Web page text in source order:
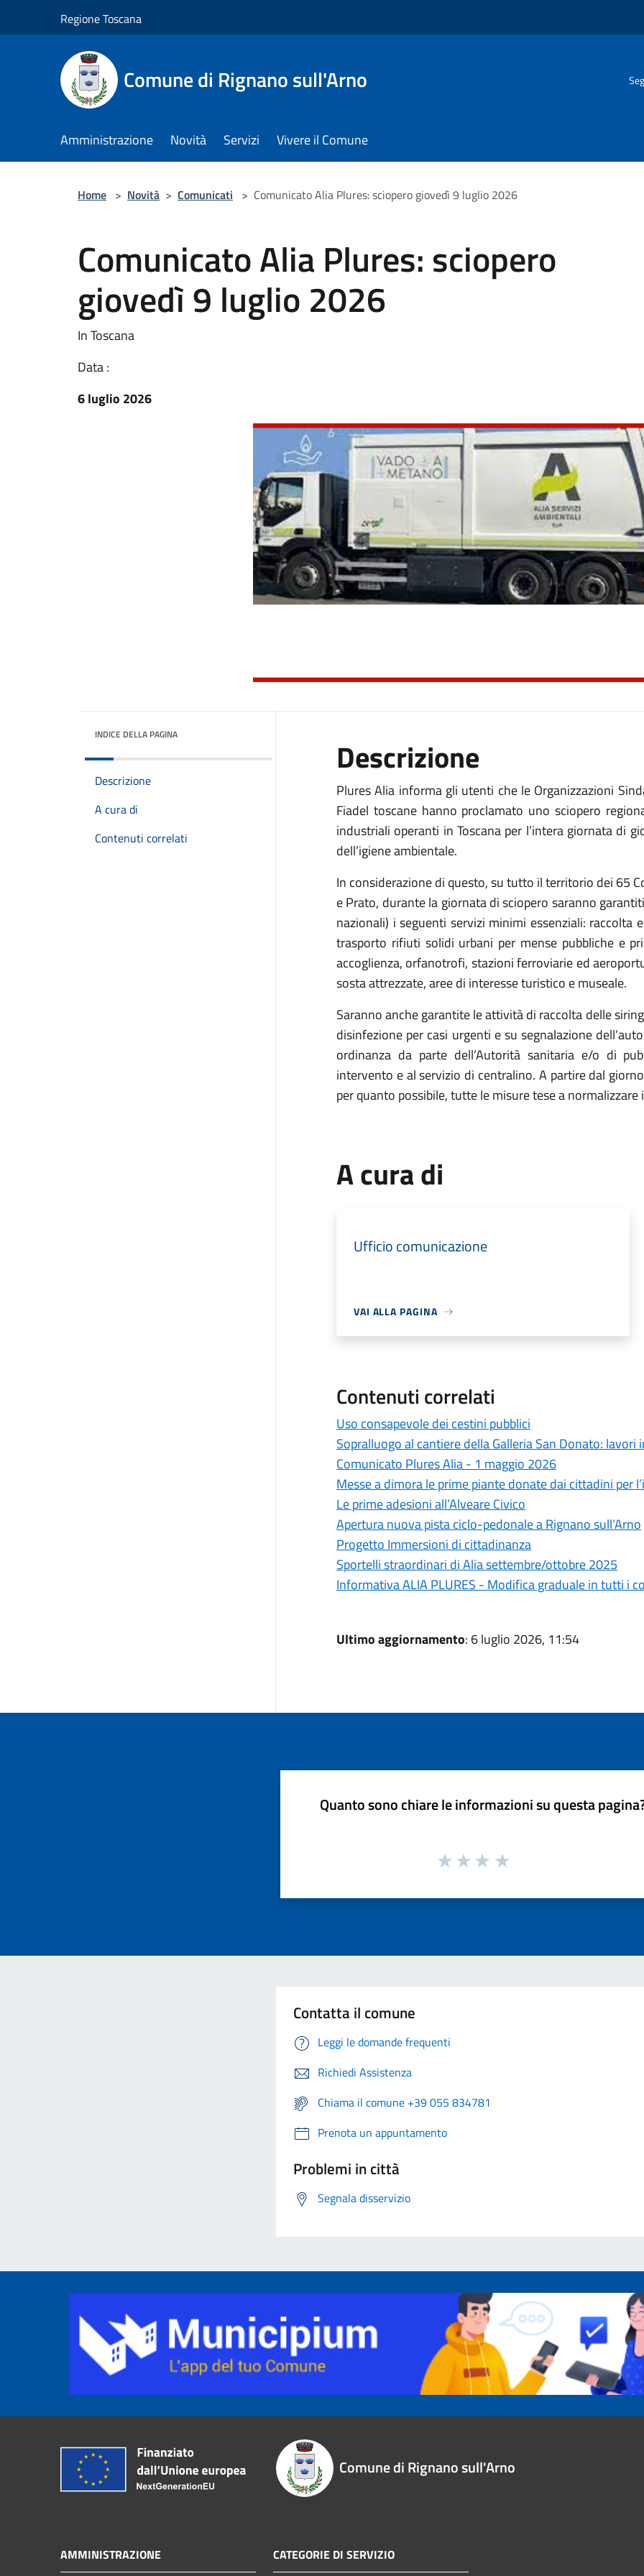
Regione Toscana
Comune di Rignano sull'Arno
Amministrazione Novità Servizi Vivere il Comune
Home > Novità > Comunicati > Comunicato Alia Plures: sciopero giovedì 9 luglio 2026
Comunicato Alia Plures: sciopero
giovedì 9 luglio 2026
In Toscana
Data :
6 luglio 2026
INDICE DELLA PAGINA
Descrizione
A cura di
Contenuti correlati
Descrizione
Plures Alia informa gli utenti che le Organizzazioni
Fiadel toscane hanno proclamato uno sciopero
industriali operanti in Toscana per l’intera giornata di
dell’igiene ambientale.
In considerazione di questo, su tutto il territorio dei 65
e Prato, durante la giornata di sciopero saranno
nazionali) i seguenti servizi minimi essenziali:
trasporto rifiuti solidi urbani per mense pubbliche e
accoglienza, orfanotrofi, stazioni ferroviarie ed
sosta attrezzate, aree di interesse turistico e museale.
Saranno anche garantite le attività di raccolta delle
disinfezione per casi urgenti e su segnalazione
ordinanza da parte dell’Autorità sanitaria e/o di
intervento e al servizio di centralino. A partire dal
per quanto possibile, tutte le misure tese a
A cura di
Ufficio comunicazione
VAI ALLA PAGINA
Contenuti correlati
Uso consapevole dei cestini pubblici
Sopralluogo al cantiere della Galleria San Donato:
Comunicato Plures Alia - 1 maggio 2026
Messe a dimora le prime piante donate dai cittadini per
Le prime adesioni all’Alveare Civico
Apertura nuova pista ciclo-pedonale a Rignano sull’Arno
Progetto Immersioni di cittadinanza
Sportelli straordinari di Alia settembre/ottobre 2025
Informativa ALIA PLURES - Modifica graduale in tutti i
Ultimo aggiornamento: 6 luglio 2026, 11:54
Quanto sono chiare le informazioni su questa
Contatta il comune
Leggi le domande frequenti
Richiedi Assistenza
Chiama il comune +39 055 834781
Prenota un appuntamento
Problemi in città
Segnala disservizio
Comune di Rignano sull'Arno
AMMINISTRAZIONE CATEGORIE DI SERVIZIO